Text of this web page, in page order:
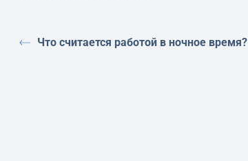
Что считается работой в ночное время?